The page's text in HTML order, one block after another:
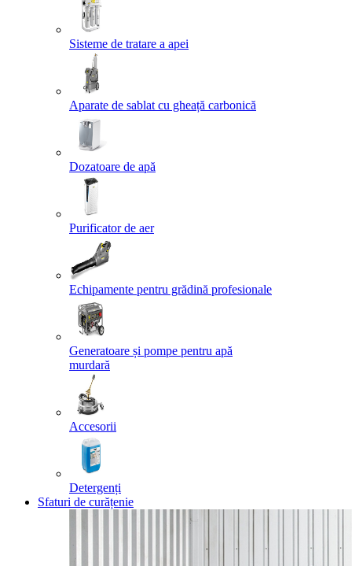
Sisteme de tratare a apei
Aparate de sablat cu gheață carbonică
Dozatoare de apă
Purificator de aer
Echipamente pentru grădină profesionale
Generatoare și pompe pentru apă
murdară
Accesorii
Detergenți
Sfaturi de curățenie